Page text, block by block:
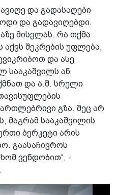
და გადასაღები
და გადავიღებდი.
მისვლას. რა თქმა
აქვს შეკრების უფლება,
და ასე
სააკაშვილს ან
და ა.შ. სრული
გზა. მეც არ
მაგრამ სააკაშვილის
ბერკეტი არის
გაასაჩივროს
ვენდობით“, -